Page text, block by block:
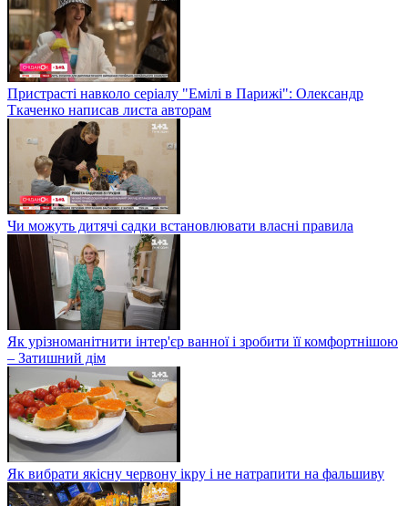
Пристрасті навколо серіалу "Емілі в Парижі": Олександр
Ткаченко написав листа авторам
Чи можуть дитячі садки встановлювати власні правила
Як урізноманітнити інтер'єр ванної і зробити її комфортнішою
– Затишний дім
Як вибрати якісну червону ікру і не натрапити на фальшиву